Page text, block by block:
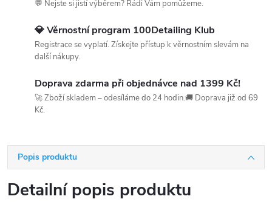
💬 Nejste si jistí výběrem? Rádi Vám pomůžeme.
💎 Věrnostní program 100Detailing Klub
Registrace se vyplatí. Získejte přístup k věrnostním slevám na
další nákupy.
Doprava zdarma při objednávce nad 1399 Kč!
🚀 Zboží skladem – odesíláme do 24 hodin.🚚 Doprava již od 69
Kč.
Popis produktu
Detailní popis produktu